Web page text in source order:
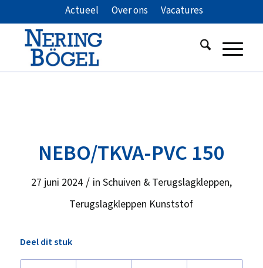
Actueel Over ons Vacatures
NEBO/TKVA-PVC 150
27 juni 2024 / in Schuiven & Terugslagkleppen,
Terugslagkleppen Kunststof
Deel dit stuk